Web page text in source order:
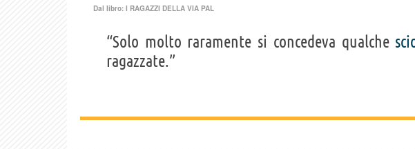
Dal libro: I RAGAZZI DELLA VIA PAL
“Solo molto raramente si concedeva qualche
ragazzate.”